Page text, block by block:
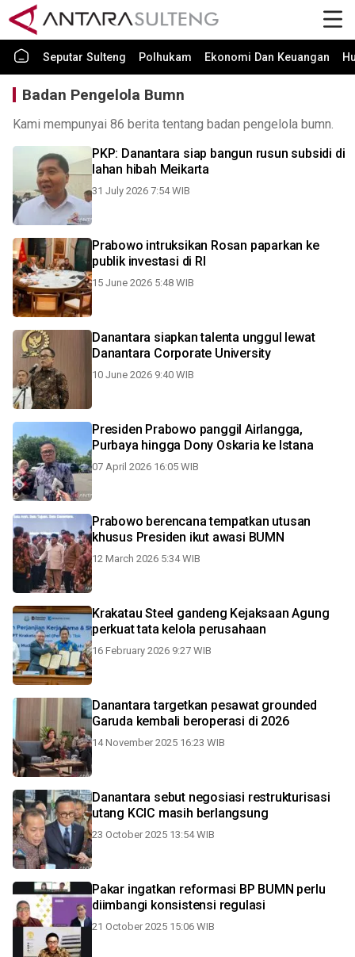
Seputar Sulteng Polhukam Ekonomi Dan Keuangan
Badan Pengelola Bumn
Kami mempunyai 86 berita tentang badan pengelola bumn.
PKP: Danantara siap bangun rusun subsidi di
lahan hibah Meikarta
31 July 2026 7:54 WIB
Prabowo intruksikan Rosan paparkan ke
publik investasi di RI
15 June 2026 5:48 WIB
Danantara siapkan talenta unggul lewat
Danantara Corporate University
10 June 2026 9:40 WIB
Presiden Prabowo panggil Airlangga,
Purbaya hingga Dony Oskaria ke Istana
07 April 2026 16:05 WIB
Prabowo berencana tempatkan utusan
khusus Presiden ikut awasi BUMN
12 March 2026 5:34 WIB
Krakatau Steel gandeng Kejaksaan Agung
perkuat tata kelola perusahaan
16 February 2026 9:27 WIB
Danantara targetkan pesawat grounded
Garuda kembali beroperasi di 2026
14 November 2025 16:23 WIB
Danantara sebut negosiasi restrukturisasi
utang KCIC masih berlangsung
23 October 2025 13:54 WIB
Pakar ingatkan reformasi BP BUMN perlu
diimbangi konsistensi regulasi
21 October 2025 15:06 WIB